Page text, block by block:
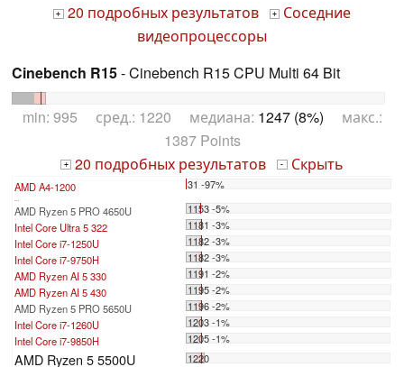
+ 20 подробных результатов +
Соседние
видеопроцессоры
Cinebench R15- Cinebench R15 CPU Multi 64 Bit
min: 995 сред.: 1220 медиана: 1247 (8%) макс.:
1387 Points
+ 20 подробных результатов - Скрыть
AMD A4-1200 31 -97%
AMD Ryzen 5 PRO 4650U
1153 -5%
Intel Core Ultra 5 322
1181 -3%
Intel Core i7-1250U
1182 -3%
Intel Core i7-9750H
1182 -3%
AMD Ryzen AI 5 330
1191 -2%
AMD Ryzen AI 5 430
1195 -2%
AMD Ryzen 5 PRO 5650U
1196 -2%
Intel Core i7-1260U
1203 -1%
Intel Core i7-9850H
1205 -1%
AMD Ryzen 5 5500U
1220